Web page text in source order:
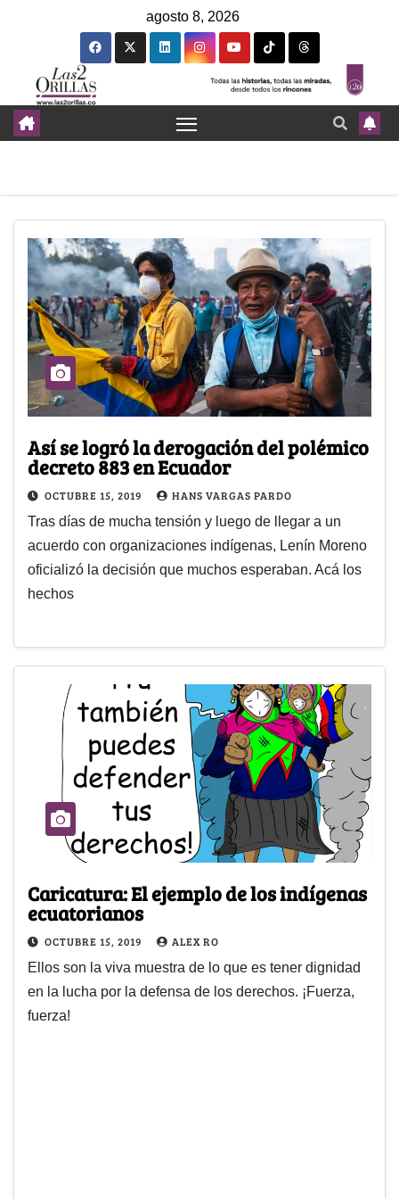
agosto 8, 2026
Así se logró la derogación del polémico
decreto 883 en Ecuador
OCTUBRE 15, 2019 HANS VARGAS PARDO
Tras días de mucha tensión y luego de llegar a un
acuerdo con organizaciones indígenas, Lenín Moreno
oficializó la decisión que muchos esperaban. Acá los
hechos
Caricatura: El ejemplo de los indígenas
ecuatorianos
OCTUBRE 15, 2019 ALEX RO
Ellos son la viva muestra de lo que es tener dignidad
en la lucha por la defensa de los derechos. ¡Fuerza,
fuerza!